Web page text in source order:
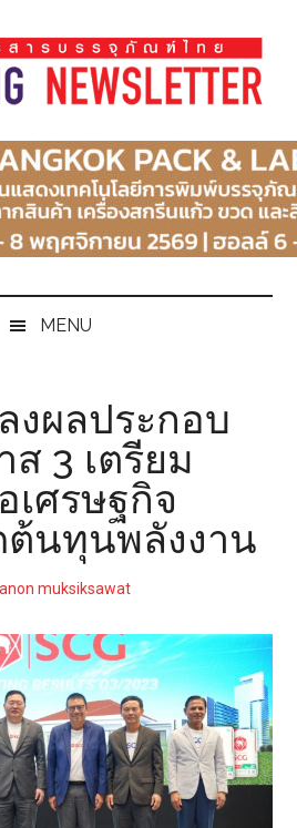
MENU
งผลประกอบ
ส 3 เตรียม
ศรษฐกิจ
นทุนพลังงาน
muksiksawat